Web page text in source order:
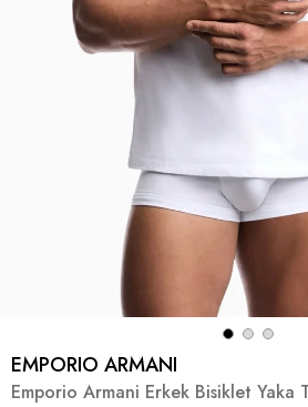
EMPORIO ARMANI
Emporio Armani Erkek Bisiklet Yaka